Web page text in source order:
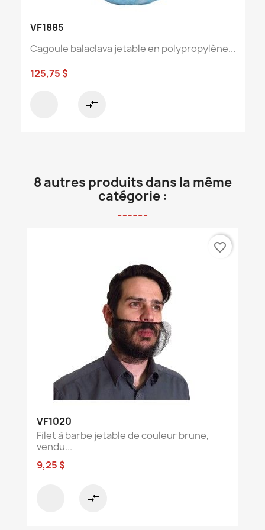
VF1885
Cagoule balaclava jetable en polypropylène...
125,75 $
compare_arrows
8 autres produits dans la même
catégorie :
VF1020
Filet à barbe jetable de couleur brune,
vendu...
9,25 $
compare_arrows
favorite_border